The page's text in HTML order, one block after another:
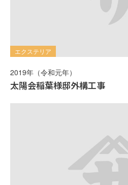
エクステリア
2019年（令和元年）
太陽会稲葉様邸外構工事